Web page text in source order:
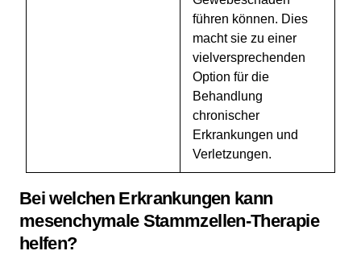
führen können. Dies
macht sie zu einer
vielversprechenden
Option für die
Behandlung
chronischer
Erkrankungen und
Verletzungen.
Bei welchen Erkrankungen kann
mesenchymale Stammzellen-Therapie
helfen?